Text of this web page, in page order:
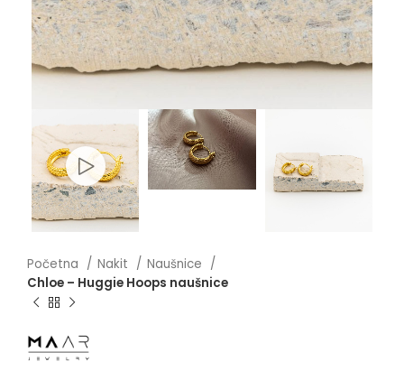
Početna Nakit
Naušnice
Chloe – Huggie Hoops naušnice